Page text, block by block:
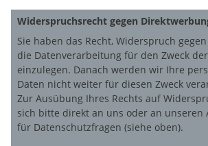
Widerspruchsrecht gegen
Sie haben das Recht, Widerspruch gegen
die Datenverarbeitung für den Zweck
einzulegen. Danach werden wir Ihre
Daten nicht weiter für diesen Zweck
Zur Ausübung Ihres Rechts auf
sich bitte direkt an uns oder an unseren
für Datenschutzfragen (siehe oben).